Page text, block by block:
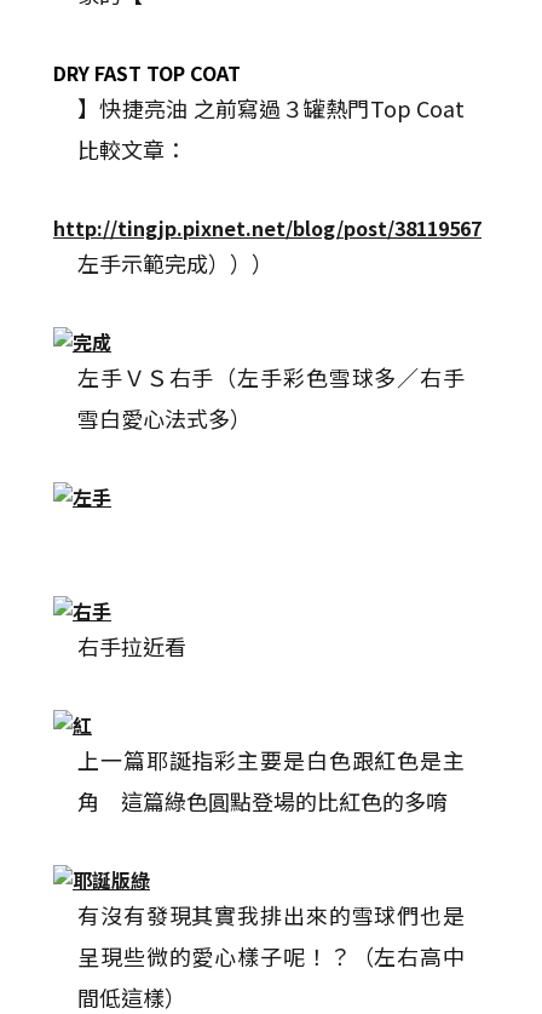
DRY FAST TOP COAT
】快捷亮油 之前寫過３罐熱門Top Coat
比較文章：
http://tingjp.pixnet.net/blog/post/38119567
左手示範完成）））
左手ＶＳ右手（左手彩色雪球多／右手
雪白愛心法式多）
右手拉近看
上一篇耶誕指彩主要是白色跟紅色是主
角 這篇綠色圓點登場的比紅色的多唷
有沒有發現其實我排出來的雪球們也是
呈現些微的愛心樣子呢！？（左右高中
間低這樣）